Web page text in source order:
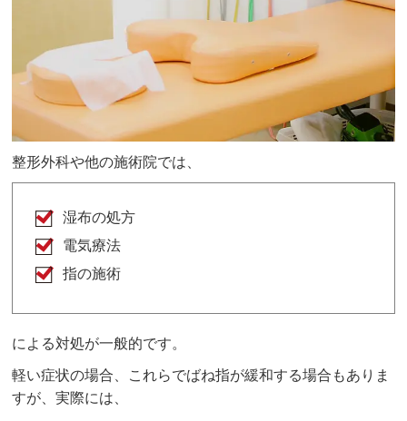
整形外科や他の施術院では、
湿布の処方
電気療法
指の施術
による対処が一般的です。
軽い症状の場合、これらでばね指が緩和する場合もありま
すが、実際には、